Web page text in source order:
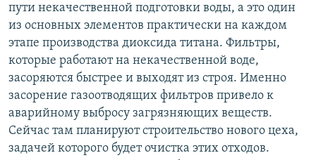
пути некачественной подготовки воды, а это один
из основных элементов практически на каждом
этапе производства диоксида титана. Фильтры,
которые работают на некачественной воде,
засоряются быстрее и выходят из строя. Именно
засорение газоотводящих фильтров привело к
аварийному выбросу загрязняющих веществ.
Сейчас там планируют строительство нового цеха,
задачей которого будет очистка этих отходов.